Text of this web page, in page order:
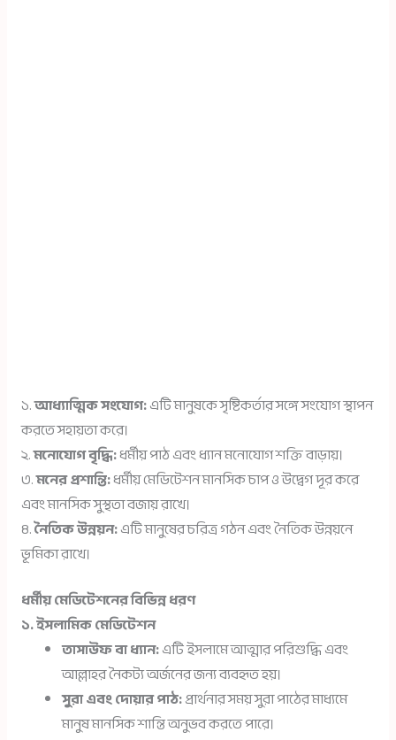
১.আধ্যাত্মিক সংযোগ:এটি মানুষকে সৃষ্টিকর্তার সঙ্গে সংযোগ স্থাপন
করতে সহায়তা করে।
২.মনোযোগ বৃদ্ধি:ধর্মীয় পাঠ এবং ধ্যান মনোযোগ শক্তি বাড়ায়।
৩.মনের প্রশান্তি:ধর্মীয় মেডিটেশন মানসিক চাপ ও উদ্বেগ দূর করে
এবং মানসিক সুস্থতা বজায় রাখে।
৪.নৈতিক উন্নয়ন:এটি মানুষের চরিত্র গঠন এবং নৈতিক উন্নয়নে
ভূমিকা রাখে।
ধর্মীয় মেডিটেশনের বিভিন্ন ধরণ
১. ইসলামিক মেডিটেশন
তাসাউফ বা ধ্যান:এটি ইসলামে আত্মার পরিশুদ্ধি এবং
আল্লাহর নৈকট্য অর্জনের জন্য ব্যবহৃত হয়।
সুরা এবং দোয়ার পাঠ:প্রার্থনার সময় সুরা পাঠের মাধ্যমে
মানুষ মানসিক শান্তি অনুভব করতে পারে।